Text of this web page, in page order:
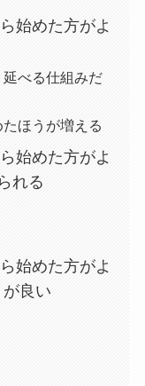
始めた方がよ
べる仕組みだ
ほうが増える
始めた方がよ
れる
始めた方がよ
良い